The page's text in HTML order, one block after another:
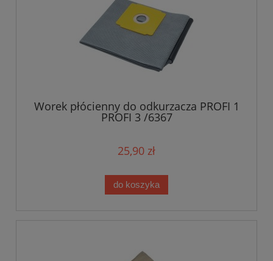
Worek płócienny do odkurzacza PROFI 1
PROFI 3 /6367
25,90 zł
do koszyka